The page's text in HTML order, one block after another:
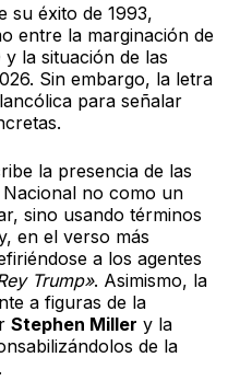
su éxito de 1993,
entre la marginación de
la situación de las
Sin embargo, la letra
para señalar
la presencia de las
no como un
sino usando términos
en el verso más
a los agentes
Trump». Asimismo, la
a figuras de la
Stephen Miller y la
de la